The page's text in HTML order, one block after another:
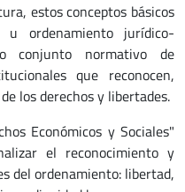
estos conceptos básicos
ordenamiento jurídico-
conjunto normativo de
que reconocen,
los derechos y libertades.
Económicos y Sociales"
el reconocimiento y
del ordenamiento: libertad,